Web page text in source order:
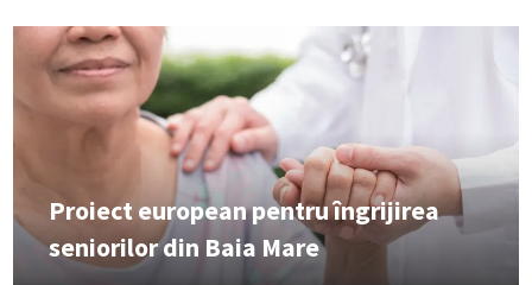
Proiect european pentru îngrijirea
seniorilor din Baia Mare